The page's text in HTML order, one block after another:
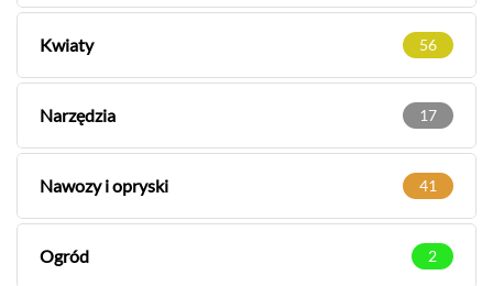
Kwiaty 56
Narzędzia 17
Nawozy i opryski 41
Ogród 2